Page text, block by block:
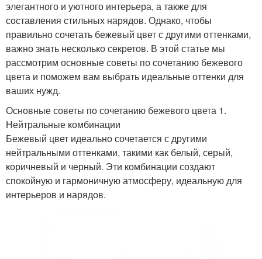
элегантного и уютного интерьера, а также для
составления стильных нарядов. Однако, чтобы
правильно сочетать бежевый цвет с другими оттенками,
важно знать несколько секретов. В этой статье мы
рассмотрим основные советы по сочетанию бежевого
цвета и поможем вам выбрать идеальные оттенки для
ваших нужд.
Основные советы по сочетанию бежевого цвета 1.
Нейтральные комбинации
Бежевый цвет идеально сочетается с другими
нейтральными оттенками, такими как белый, серый,
коричневый и черный. Эти комбинации создают
спокойную и гармоничную атмосферу, идеальную для
интерьеров и нарядов.